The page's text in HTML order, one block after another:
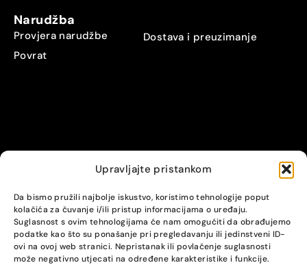
Upravljajte pristankom
Da bismo pružili najbolje iskustvo, koristimo tehnologije poput
kolačića za čuvanje i/ili pristup informacijama o uređaju.
Suglasnost s ovim tehnologijama će nam omogućiti da obrađujemo
podatke kao što su ponašanje pri pregledavanju ili jedinstveni ID-
ovi na ovoj web stranici. Nepristanak ili povlačenje suglasnosti
može negativno utjecati na određene karakteristike i funkcije.
Narudžba
Provjera narudžbe
Dostava i preuzimanje
Povrat
© Alpha servis. All Rights Reserved.